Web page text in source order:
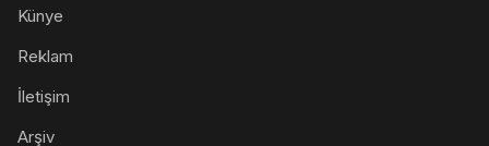
Künye
Reklam
İletişim
Arşiv